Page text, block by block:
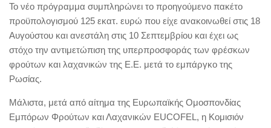
Το νέο πρόγραμμα συμπληρώνει το προηγούμενο πακέτο
προϋπολογισμού 125 εκατ. ευρώ που είχε ανακοινωθεί στις 18
Αυγούστου και ανεστάλη στις 10 Σεπτεμβρίου και έχει ως
στόχο την αντιμετώπιση της υπερπροσφοράς των φρέσκων
φρούτων και λαχανικών της Ε.Ε. μετά το εμπάργκο της
Ρωσίας.
Μάλιστα, μετά από αίτημα της Ευρωπαϊκής Ομοσπονδίας
Εμπόρων Φρούτων και Λαχανικών EUCOFEL, η Κομισιόν